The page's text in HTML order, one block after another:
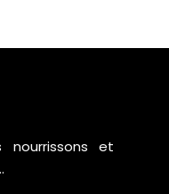
nourrissons et